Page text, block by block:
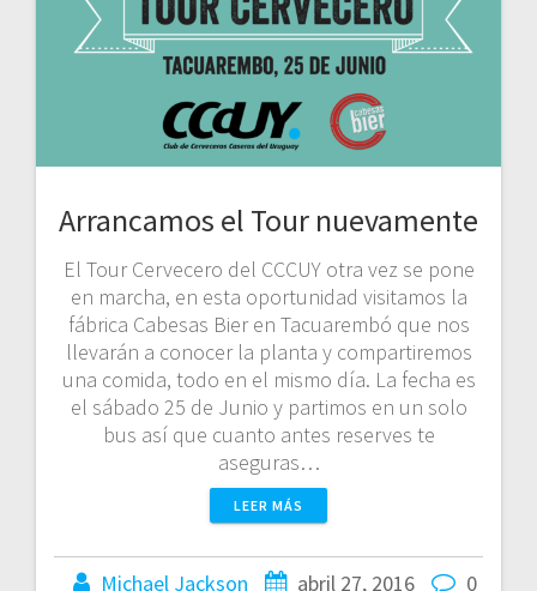
Arrancamos el Tour nuevamente
El Tour Cervecero del CCCUY otra vez se pone
en marcha, en esta oportunidad visitamos la
fábrica Cabesas Bier en Tacuarembó que nos
llevarán a conocer la planta y compartiremos
una comida, todo en el mismo día. La fecha es
el sábado 25 de Junio y partimos en un solo
bus así que cuanto antes reserves te
aseguras…
LEER MÁS
Michael Jackson abril 27, 2016 0